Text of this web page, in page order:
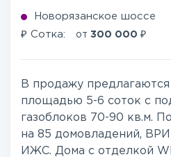
Новорязанское шоссе
₽ Сотка: от 300 000 ₽
В продажу предлагаются
площадью 5-6 соток с
газоблоков 70-90 кв.м.
на 85 домовладений, ВРИ
ИЖС. Дома с отделкой